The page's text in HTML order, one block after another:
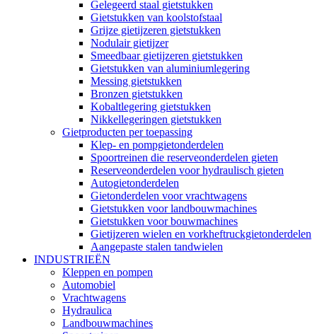
Gelegeerd staal gietstukken
Gietstukken van koolstofstaal
Grijze gietijzeren gietstukken
Nodulair gietijzer
Smeedbaar gietijzeren gietstukken
Gietstukken van aluminiumlegering
Messing gietstukken
Bronzen gietstukken
Kobaltlegering gietstukken
Nikkellegeringen gietstukken
Gietproducten per toepassing
Klep- en pompgietonderdelen
Spoortreinen die reserveonderdelen gieten
Reserveonderdelen voor hydraulisch gieten
Autogietonderdelen
Gietonderdelen voor vrachtwagens
Gietstukken voor landbouwmachines
Gietstukken voor bouwmachines
Gietijzeren wielen en vorkheftruckgietonderdelen
Aangepaste stalen tandwielen
INDUSTRIEËN
Kleppen en pompen
Automobiel
Vrachtwagens
Hydraulica
Landbouwmachines